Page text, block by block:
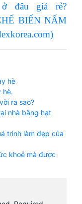
đâu giá rẻ?
BIẾN NẤM
hè
hè.
ra sao?
nhà bằng hạt
trình làm đẹp của
khoẻ mà được